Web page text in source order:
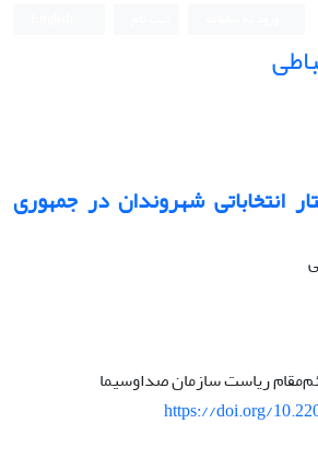
انتخاباتی شهروندان در جمهوری
ریاست سازمان صداوسیما
https://doi.org/